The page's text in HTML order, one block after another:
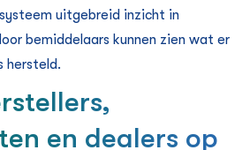
uitgebreid inzicht in
bemiddelaars kunnen zien wat er
hersteld.
en dealers op